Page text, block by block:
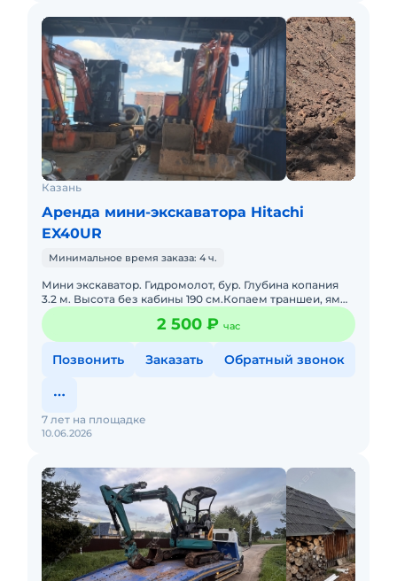
Казань
Аренда мини-экскаватора Hitachi
EX40UR
Минимальное время заказа: 4 ч.
Мини экскаватор. Гидромолот, бур. Глубина копания
3.2 м. Высота без кабины 190 см.Копаем траншеи, ямы,
бассейны. Можем копать можем и не копать. Доставка
оплачи
2 500 ₽ час
Позвонить Заказать Обратный звонок
10.06.2026
7 лет на площадке